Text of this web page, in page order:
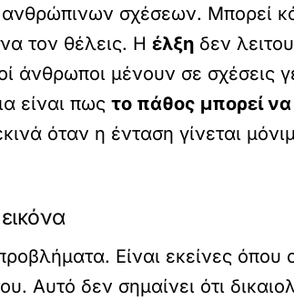
σχέσεων. Μπορεί
τον θέλεις. Η έλξη δεν
άνθρωποι μένουν σε σχέσεις
είναι πως το πάθος μπορεί
όταν η ένταση γίνεται
Είναι εκείνες όπου
Αυτό δεν σημαίνει ότι